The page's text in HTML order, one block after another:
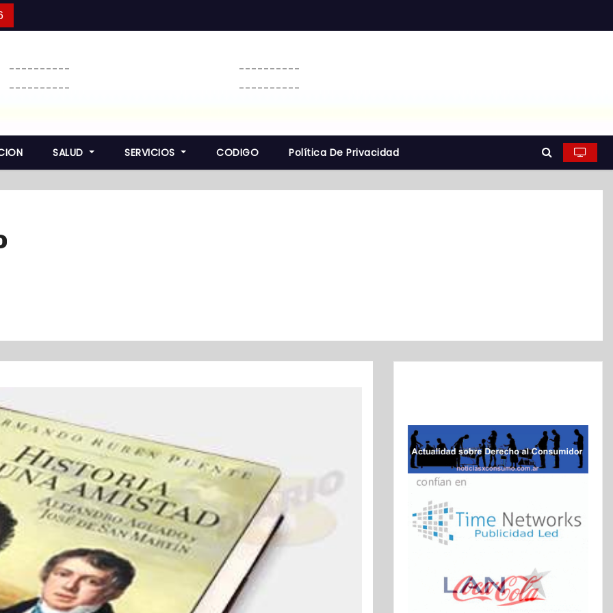
----------
----------
----------
----------
SALUD SERVICIOS CODIGO Política De Privacidad